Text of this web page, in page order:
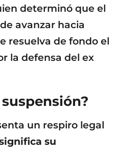
determinó que el
avanzar hacia
resuelva de fondo el
la defensa del ex
un respiro legal
su